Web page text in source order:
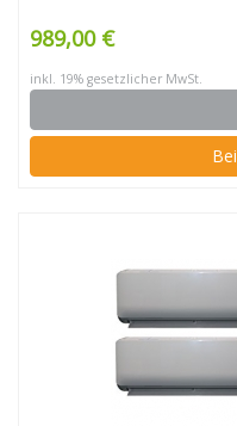
989,00 €
inkl. 19% gesetzlicher MwSt.
Bei